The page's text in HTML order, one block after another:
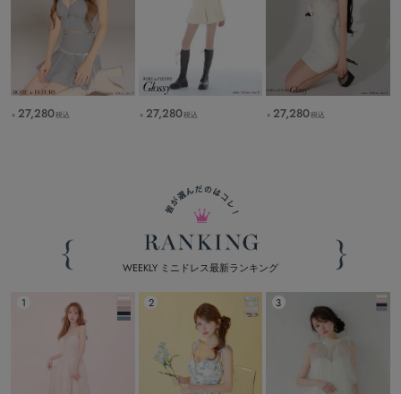
￥ 27,280税込 ￥ 27,280税込 ￥ 27,280税込
WEEKLY ミニドレス最新ランキング